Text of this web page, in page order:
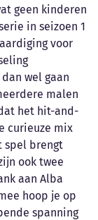
geen kinderen
in seizoen 1
voor
wel gaan
malen
het hit-and-
curieuze mix
spel brengt
ook twee
aan Alba
hoop je op
spanning